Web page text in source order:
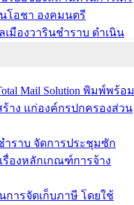
โอชา องคมนตรี
มืองวารินชำราบ ดำเนิน
ละบัตรประจำตัวประชาชน
ชาติไทยได้รับอนุญาตให้มี
ผลการควบคุมภายในของ
าเด็กเล็ก/สถานธนานุบาล
Mail Solution พิมพ์พร้อม
าง แก่องค์กรปกครองส่วน
ำราบ จัดการประชุมซัก
องหลักเกณฑ์การจ้าง
ารจัดเก็บภาษี โดยใช้